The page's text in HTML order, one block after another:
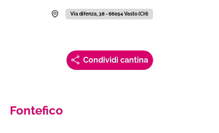
Via difenza, 38 - 66054 Vasto (CH)
Condividi cantina
Fontefico